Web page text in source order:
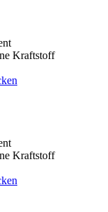
Kraftstoff
Kraftstoff